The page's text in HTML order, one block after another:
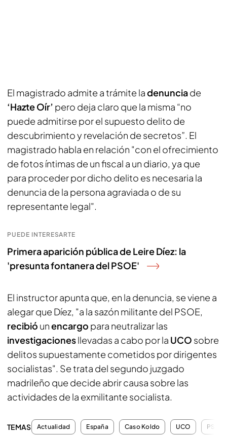
El magistrado admite a trámite ladenunciade
‘Hazte Oír’ pero deja claro que la misma “no
puede admitirse por el supuesto delito de
descubrimiento y revelación de secretos”. El
magistrado habla en relación "con el ofrecimiento
de fotos íntimas de un fiscal a un diario, ya que
para proceder por dicho delito es necesaria la
denuncia de la persona agraviada o de su
representante legal".
PUEDE INTERESARTE
Primera aparición pública de Leire Díez: la
'presunta fontanera del PSOE'
El instructor apunta que, en la denuncia, se viene a
alegar que Díez, "a la sazón militante del PSOE,
recibió unencargo para neutralizar las
investigacionesllevadas a cabo por la UCO sobre
delitos supuestamente cometidos por dirigentes
socialistas". Se trata del segundo juzgado
madrileño que decide abrir causa sobre las
actividades de la exmilitante socialista.
TEMAS Actualidad España Caso Koldo UCO PSOE